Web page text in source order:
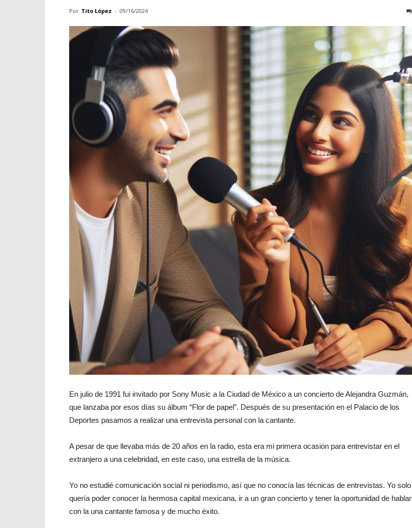
Por Tito López - 09/16/2024
En julio de 1991 fui invitado por Sony Music a la Ciudad de México a un concierto de Alejandra Guzmán,
que lanzaba por esos días su álbum “Flor de papel”. Después de su presentación en el Palacio de los
Deportes pasamos a realizar una entrevista personal con la cantante.
A pesar de que llevaba más de 20 años en la radio, esta era mi primera ocasión para entrevistar en el
extranjero a una celebridad, en este caso, una estrella de la música.
Yo no estudié comunicación social ni periodismo, así que no conocía las técnicas de entrevistas. Yo solo
quería poder conocer la hermosa capital mexicana, ir a un gran concierto y tener la oportunidad de hablar
con la una cantante famosa y de mucho éxito.